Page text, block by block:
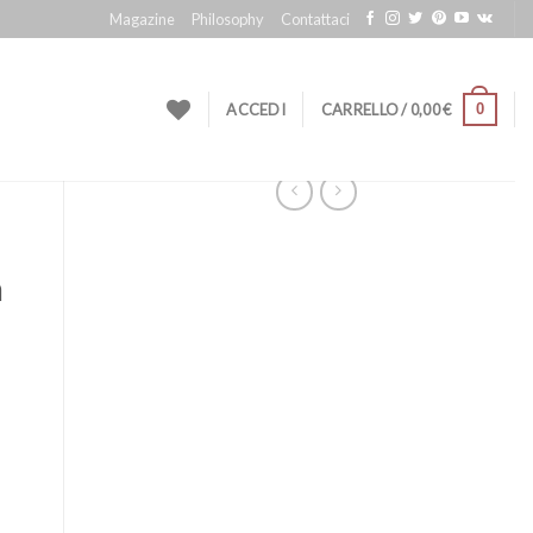
Magazine Philosophy Contattaci
ACCEDI CARRELLO /0,00€ 0